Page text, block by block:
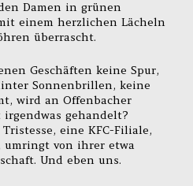
Damen in grünen
einem herzlichen Lächeln
überrascht.
Geschäften keine Spur,
Sonnenbrillen, keine
wird an Offenbacher
gehandelt?
eine KFC-Filiale,
umringt von ihrer etwa
Und eben uns.